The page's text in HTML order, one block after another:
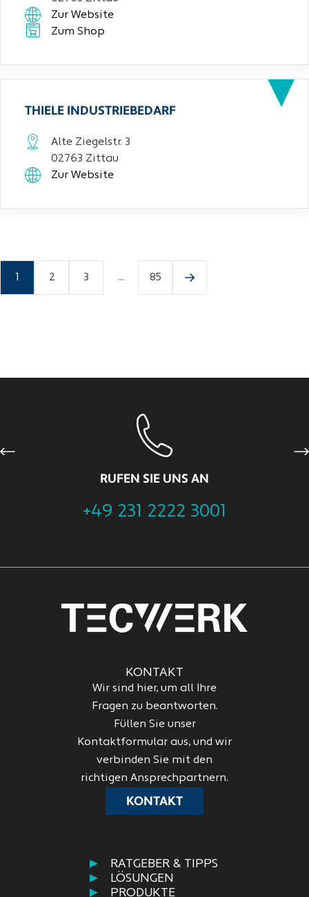
Zur Website
Zum Shop
THIELE INDUSTRIEBEDARF
Alte Ziegelstr. 3
02763 Zittau
Zur Website
2 3 ... 85
RUFEN SIE UNS AN
+49 231 2222 3001
Previous
RATGEBER & TIPPS
LÖSUNGEN
PRODUKTE
KONTAKT
Wir sind hier, um all Ihre
Fragen zu beantworten.
Füllen Sie unser
Kontaktformular aus, und wir
verbinden Sie mit den
richtigen Ansprechpartnern.
KONTAKT